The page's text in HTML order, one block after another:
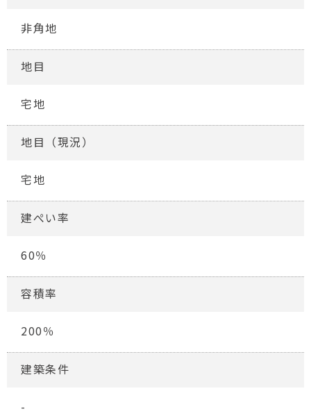
非角地
地目
宅地
地目（現況）
宅地
建ぺい率
60％
容積率
200％
建築条件
-